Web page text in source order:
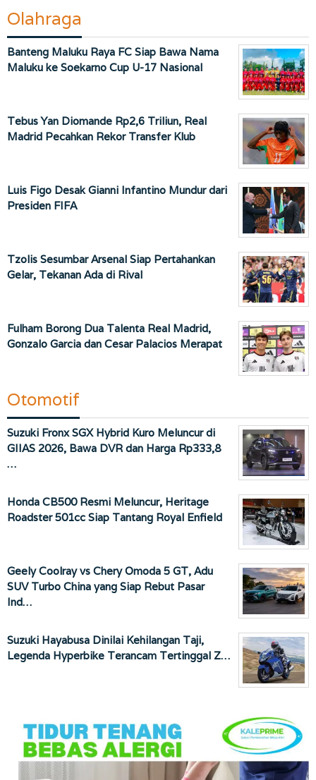
Olahraga
Banteng Maluku Raya FC Siap Bawa Nama
Maluku ke Soekarno Cup U-17 Nasional
Tebus Yan Diomande Rp2,6 Triliun, Real
Madrid Pecahkan Rekor Transfer Klub
Luis Figo Desak Gianni Infantino Mundur dari
Presiden FIFA
Tzolis Sesumbar Arsenal Siap Pertahankan
Gelar, Tekanan Ada di Rival
Fulham Borong Dua Talenta Real Madrid,
Gonzalo Garcia dan Cesar Palacios Merapat
Otomotif
Suzuki Fronx SGX Hybrid Kuro Meluncur di
GIIAS 2026, Bawa DVR dan Harga Rp333,8
…
Honda CB500 Resmi Meluncur, Heritage
Roadster 501cc Siap Tantang Royal Enfield
Geely Coolray vs Chery Omoda 5 GT, Adu
SUV Turbo China yang Siap Rebut Pasar
Ind…
Suzuki Hayabusa Dinilai Kehilangan Taji,
Legenda Hyperbike Terancam Tertinggal Z…